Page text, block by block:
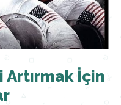
Artırmak İçin